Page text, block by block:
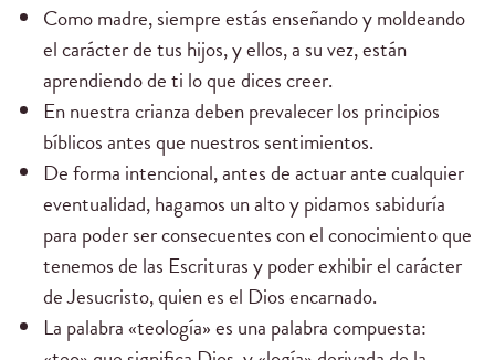
Como madre, siempre estás enseñando y moldeando
el carácter de tus hijos, y ellos, a su vez, están
aprendiendo de ti lo que dices creer.
En nuestra crianza deben prevalecer los principios
bíblicos antes que nuestros sentimientos.
De forma intencional, antes de actuar ante cualquier
eventualidad, hagamos un alto y pidamos sabiduría
para poder ser consecuentes con el conocimiento que
tenemos de las Escrituras y poder exhibir el carácter
de Jesucristo, quien es el Dios encarnado.
La palabra «teología» es una palabra compuesta: